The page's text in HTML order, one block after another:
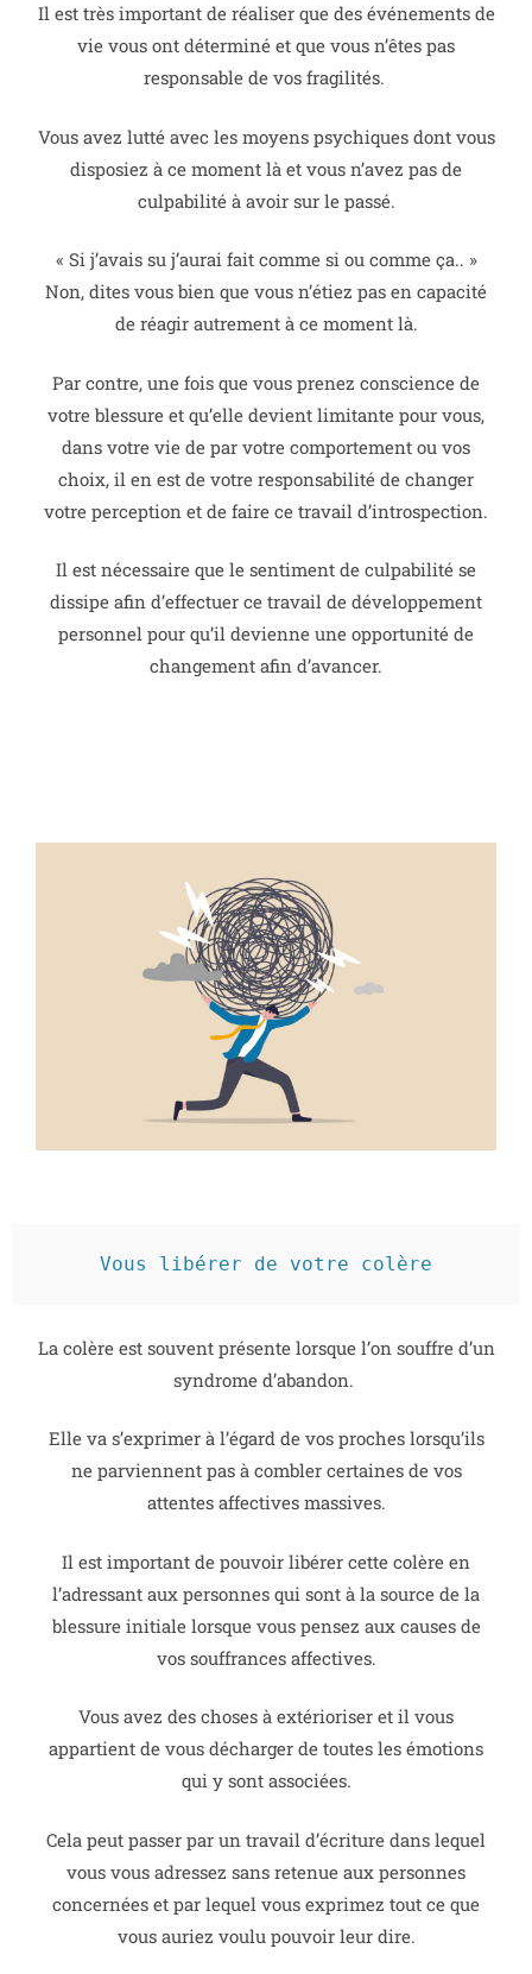
Il est très important de réaliser que des événements de
vie vous ont déterminé et que vous n’êtes pas
responsable de vos fragilités.
Vous avez lutté avec les moyens psychiques dont vous
disposiez à ce moment là et vous n’avez pas de
culpabilité à avoir sur le passé.
« Si j’avais su j’aurai fait comme si ou comme ça.. »
Non, dites vous bien que vous n’étiez pas en capacité
de réagir autrement à ce moment là.
Par contre, une fois que vous prenez conscience de
votre blessure et qu’elle devient limitante pour vous,
dans votre vie de par votre comportement ou vos
choix, il en est de votre responsabilité de changer
votre perception et de faire ce travail d’introspection.
Il est nécessaire que le sentiment de culpabilité se
dissipe afin d’effectuer ce travail de développement
personnel pour qu’il devienne une opportunité de
changement afin d’avancer.
Vous libérer de votre colère
La colère est souvent présente lorsque l’on souffre d’un
syndrome d’abandon.
Elle va s’exprimer à l’égard de vos proches lorsqu’ils
ne parviennent pas à combler certaines de vos
attentes affectives massives.
Il est important de pouvoir libérer cette colère en
l’adressant aux personnes qui sont à la source de la
blessure initiale lorsque vous pensez aux causes de
vos souffrances affectives.
Vous avez des choses à extérioriser et il vous
appartient de vous décharger de toutes les émotions
qui y sont associées.
Cela peut passer par un travail d’écriture dans lequel
vous vous adressez sans retenue aux personnes
concernées et par lequel vous exprimez tout ce que
vous auriez voulu pouvoir leur dire.